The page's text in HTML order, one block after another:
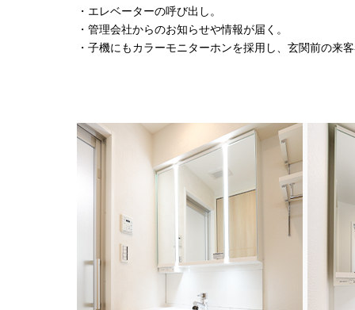
・エレベーターの呼び出し。
・管理会社からのお知らせや情報が届く。
・子機にもカラーモニターホンを採用し、玄関前の来